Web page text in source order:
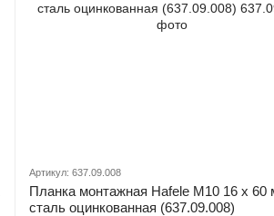
Артикул: 637.09.008
Планка монтажная Hafele М10 16 х 60
сталь оцинкованная (637.09.008)